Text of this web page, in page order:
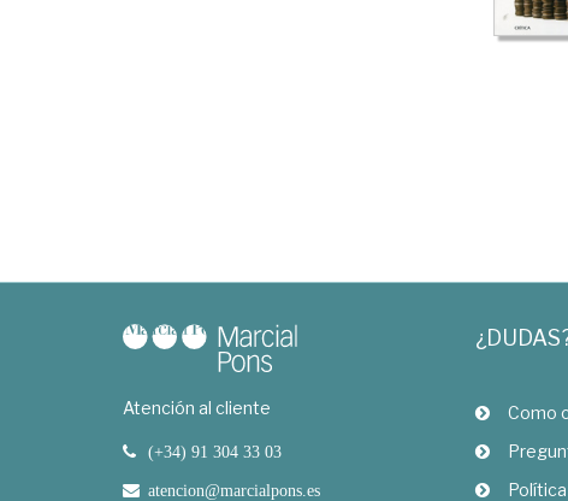
Atención al cliente
(+34) 91 304 33 03
atencion@marcialpons.es
Como